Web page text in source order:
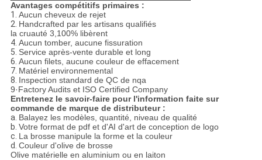
Avantages compétitifs primaires :
1. Aucun cheveux de rejet
2. Handcrafted par les artisans qualifiés
la cruauté 3,100% libèrent
4. Aucun tomber, aucune fissuration
5. Service après-vente durable et long
6. Aucun filets, aucune couleur de effacement
7. Matériel environnemental
8. Inspection standard de QC de nqa
9·Factory Audits et ISO Certified Company
Entretenez le savoir-faire pour l'information faite sur
commande de marque de distributeur :
a. Balayez les modèles, quantité, niveau de qualité
b. Votre format de pdf et d'AI d'art de conception de logo
c. La brosse manipule la forme et la couleur
d. Couleur d'olive de brosse
Olive matérielle en aluminium ou en laiton